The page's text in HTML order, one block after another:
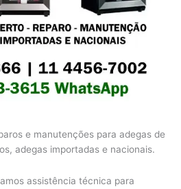
e manutenções para adegas de
adegas importadas e nacionais.
assistência técnica para